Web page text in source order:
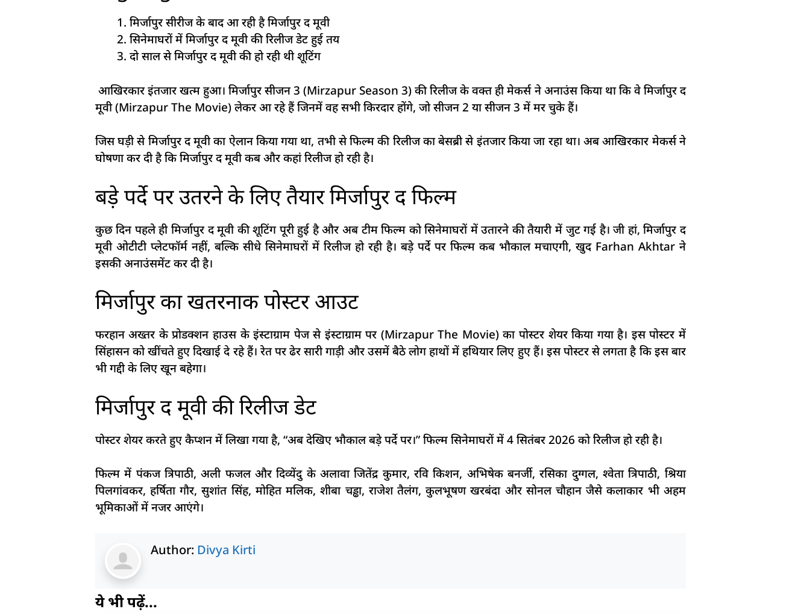
मिर्जापुर सीरीज के बाद आ रही है मिर्जापुर द मूवी
सिनेमाघरों में मिर्जापुर द मूवी की रिलीज डेट हुई तय
दो साल से मिर्जापुर द मूवी की हो रही थी शूटिंग
आखिरकार इंतजार खत्म हुआ। मिर्जापुर सीजन 3 (Mirzapur Season 3) की रिलीज के वक्त ही मेकर्स ने अनाउंस किया था कि वे मिर्जापुर द
मूवी (Mirzapur The Movie) लेकर आ रहे हैं जिनमें वह सभी किरदार होंगे, जो सीजन 2 या सीजन 3 में मर चुके हैं।
जिस घड़ी से मिर्जापुर द मूवी का ऐलान किया गया था, तभी से फिल्म की रिलीज का बेसब्री से इंतजार किया जा रहा था। अब आखिरकार मेकर्स ने
घोषणा कर दी है कि मिर्जापुर द मूवी कब और कहां रिलीज हो रही है।
बड़े पर्दे पर उतरने के लिए तैयार मिर्जापुर द फिल्म
कुछ दिन पहले ही मिर्जापुर द मूवी की शूटिंग पूरी हुई है और अब टीम फिल्म को सिनेमाघरों में उतारने की तैयारी में जुट गई है। जी हां, मिर्जापुर द
मूवी ओटीटी प्लेटफॉर्म नहीं, बल्कि सीधे सिनेमाघरों में रिलीज हो रही है। बड़े पर्दे पर फिल्म कब भौकाल मचाएगी, खुद Farhan Akhtar ने
इसकी अनाउंसमेंट कर दी है।
मिर्जापुर का खतरनाक पोस्टर आउट
फरहान अख्तर के प्रोडक्शन हाउस के इंस्टाग्राम पेज से इंस्टाग्राम पर (Mirzapur The Movie) का पोस्टर शेयर किया गया है। इस पोस्टर में
सिंहासन को खींचते हुए दिखाई दे रहे हैं। रेत पर ढेर सारी गाड़ी और उसमें बैठे लोग हाथों में हथियार लिए हुए हैं। इस पोस्टर से लगता है कि इस बार
भी गद्दी के लिए खून बहेगा।
मिर्जापुर द मूवी की रिलीज डेट
पोस्टर शेयर करते हुए कैप्शन में लिखा गया है, “अब देखिए भौकाल बड़े पर्दे पर।” फिल्म सिनेमाघरों में 4 सितंबर 2026 को रिलीज हो रही है।
फिल्म में पंकज त्रिपाठी, अली फजल और दिव्येंदु के अलावा जितेंद्र कुमार, रवि किशन, अभिषेक बनर्जी, रसिका दुग्गल, श्वेता त्रिपाठी, श्रिया
पिलगांवकर, हर्षिता गौर, सुशांत सिंह, मोहित मलिक, शीबा चड्ढा, राजेश तैलंग, कुलभूषण खरबंदा और सोनल चौहान जैसे कलाकार भी अहम
भूमिकाओं में नजर आएंगे।
Author: Divya Kirti
ये भी पढ़ें...